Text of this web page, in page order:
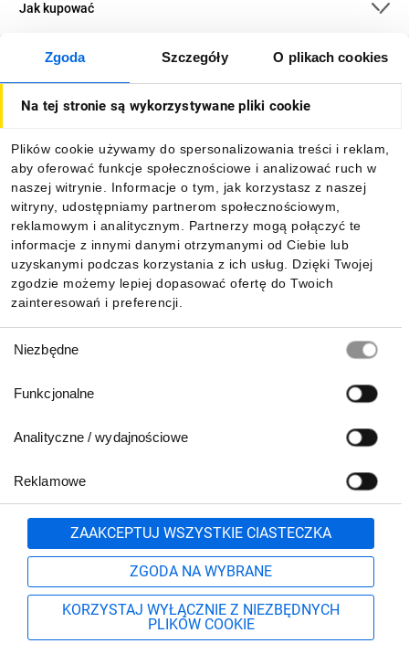
Zgoda Szczegóły O plikach cookies
Na tej stronie są wykorzystywane pliki cookie
Plików cookie używamy do spersonalizowania treści i reklam,
aby oferować funkcje społecznościowe i analizować ruch w
naszej witrynie. Informacje o tym, jak korzystasz z naszej
witryny, udostępniamy partnerom społecznościowym,
reklamowym i analitycznym. Partnerzy mogą połączyć te
informacje z innymi danymi otrzymanymi od Ciebie lub
uzyskanymi podczas korzystania z ich usług. Dzięki Twojej
zgodzie możemy lepiej dopasować ofertę do Twoich
zainteresowań i preferencji.
zgody
Niezbędne
Funkcjonalne
Analityczne / wydajnościowe
Reklamowe
ZAAKCEPTUJ WSZYSTKIE CIASTECZKA
ZGODA NA WYBRANE
KORZYSTAJ WYŁĄCZNIE Z NIEZBĘDNYCH
PLIKÓW COOKIE
Jak kupować
O firmie
Informacje
Pobierz naszą aplikację mobilną:
801 500 700 lub
71 37 61 600
Formularz kontaktowy